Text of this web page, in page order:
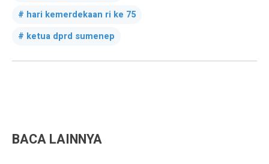
hari kemerdekaan ri ke 75
ketua dprd sumenep
BACA LAINNYA